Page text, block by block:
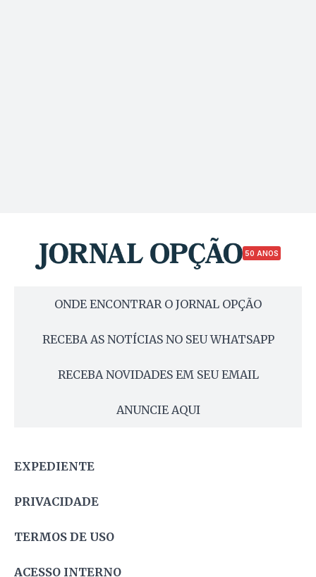
50 ANOS
ONDE ENCONTRAR O JORNAL OPÇÃO
RECEBA AS NOTÍCIAS NO SEU WHATSAPP
RECEBA NOVIDADES EM SEU EMAIL
ANUNCIE AQUI
EXPEDIENTE
PRIVACIDADE
TERMOS DE USO
ACESSO INTERNO